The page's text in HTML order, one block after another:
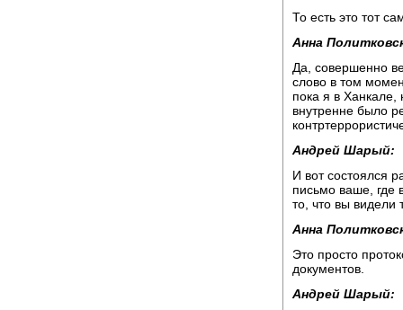
То есть это тот
Анна
Да, совершенно
слово в том
пока я в
внутренне было
Андрей Шарый:
И вот состоялся
письмо ваше, где
то, что вы видели
Анна
Это просто
документов.
Андрей Шарый: